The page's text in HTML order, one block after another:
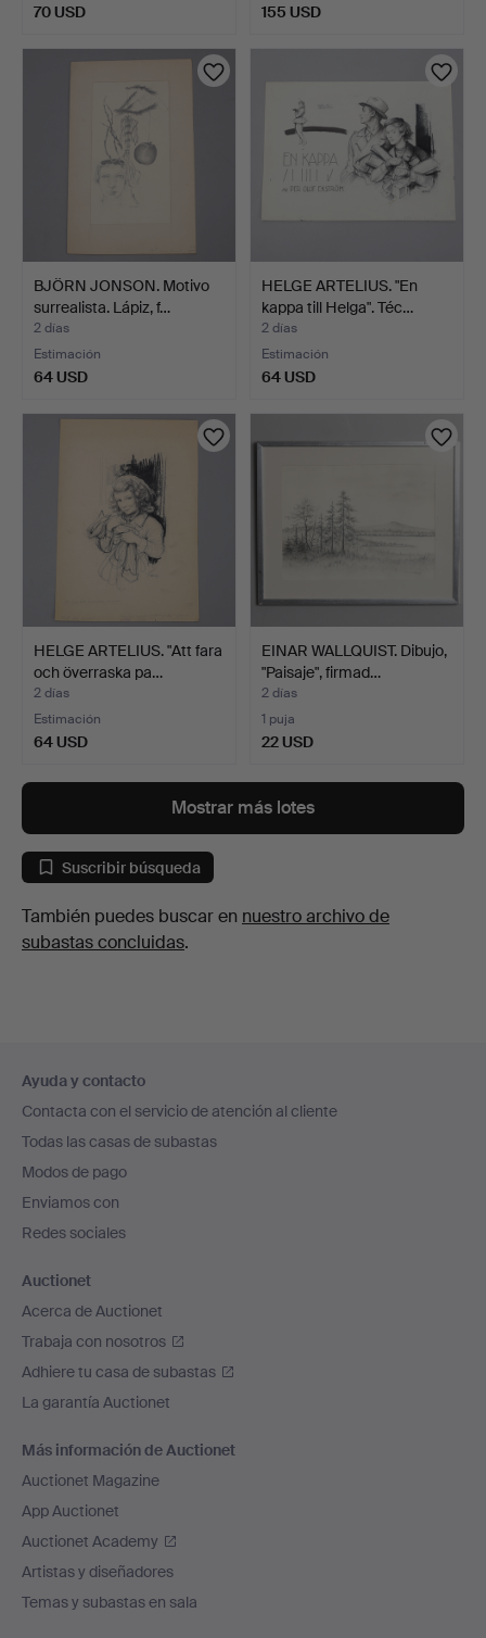
70 USD 155 USD
BJÖRN JONSON. Motivo
surrealista. Lápiz, f…
2 días
Estimación
64 USD
HELGE ARTELIUS. "En
kappa till Helga". Téc…
2 días
Estimación
64 USD
HELGE ARTELIUS. "Att fara
och överraska pa…
2 días
Estimación
64 USD
EINAR WALLQUIST. Dibujo,
"Paisaje", firmad…
2 días
1 puja
22 USD
Mostrar más lotes
Suscribir búsqueda
También puedes buscar en nuestro archivo de
subastas concluidas.
en
el
pie
de
página
Ayuda y contacto
Contacta con el servicio de atención al cliente
Todas las casas de subastas
Modos de pago
Enviamos con
Redes sociales
Auctionet
Acerca de Auctionet
Trabaja con nosotros
Adhiere tu casa de subastas
La garantía Auctionet
Más información de Auctionet
Auctionet Magazine
App Auctionet
Auctionet Academy
Artistas y diseñadores
Temas y subastas en sala